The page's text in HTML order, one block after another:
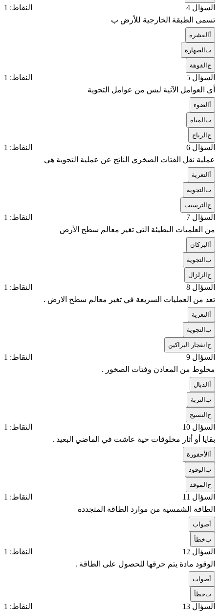
السؤال 4
النقاط: 1
تسمى الطبقة الخارجية للأرض ب
القشرة
بالصهارة
جالفوهة
السؤال 5
النقاط: 1
أي العوامل الآتية ليس من عوامل التجوية
الضوء
بالمياه
جالرياح
السؤال 6
النقاط: 1
عملية نقل الفتات الصخري الناتج عن عملية التجوية هي
التعرية
بالتجوية
جالترسيب
السؤال 7
النقاط: 1
من العلميات البطيئة التي تغير معالم سطح الأرض
البركان
بالتجوية
جالزلزال
السؤال 8
النقاط: 1
تعد من العمليات السريعة في تغير معالم سطح الارض .
التعرية
بالتجوية
جانفجار البراكين
السؤال 9
النقاط: 1
مخلوط من المعادن وفتات الصخور .
الدبال
بالتربة
جالنسيج
السؤال 10
النقاط: 1
بقايا أو أثار مخلوقات حية عاشت في الماضي البعيد .
الأحفورة
بالوقود
جالموقد
السؤال 11
النقاط: 1
الطاقة الشمسية من موارد الطاقة المتجددة
صواب
بخطأ
السؤال 12
النقاط: 1
الوقود مادة يتم حرقها للحصول على الطاقة .
صواب
بخطأ
السؤال 13
النقاط: 1